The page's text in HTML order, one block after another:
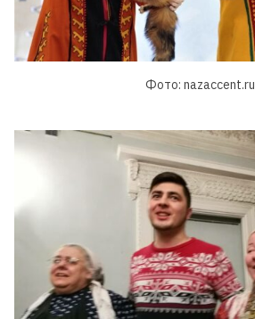
Фото: nazaccent.ru